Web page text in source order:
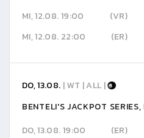
MI, 12.08. 19:00
(VR)
MI, 12.08. 22:00
(ER)
DO, 13.08. | WT | ALL |
BENTELI'S JACKPOT SERIES,
DO, 13.08. 19:00
(ER)